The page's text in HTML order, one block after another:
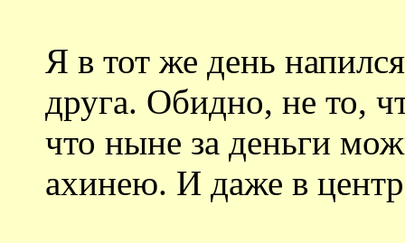
Я в тот же день
друга. Обидно, не то,
что ныне за деньги
ахинею. И даже в